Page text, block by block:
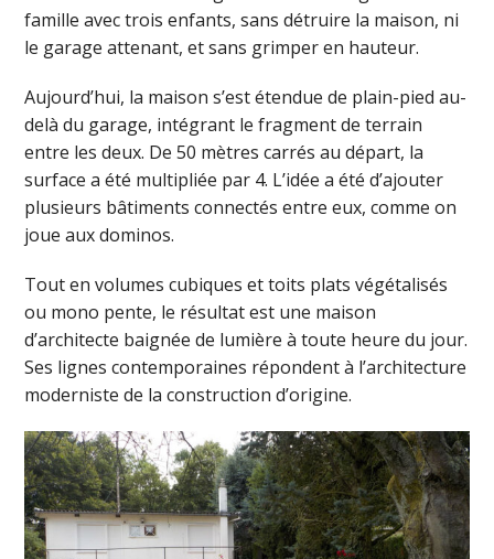
famille avec trois enfants, sans détruire la maison, ni
le garage attenant, et sans grimper en hauteur.
Aujourd’hui, la maison s’est étendue de plain-pied au-
delà du garage, intégrant le fragment de terrain
entre les deux. De 50 mètres carrés au départ, la
surface a été multipliée par 4. L’idée a été d’ajouter
plusieurs bâtiments connectés entre eux, comme on
joue aux dominos.
Tout en volumes cubiques et toits plats végétalisés
ou mono pente, le résultat est une maison
d’architecte baignée de lumière à toute heure du jour.
Ses lignes contemporaines répondent à l’architecture
moderniste de la construction d’origine.